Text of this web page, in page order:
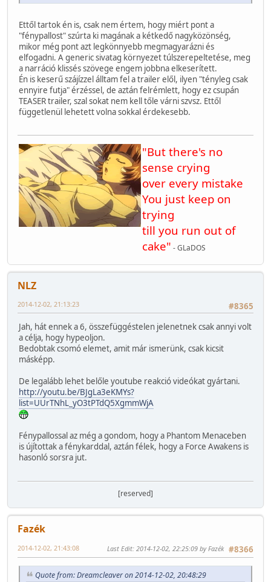
Ettől tartok én is, csak nem értem, hogy miért pont a
"fénypallost" szúrta ki magának a kétkedő nagyközönség,
mikor még pont azt legkönnyebb megmagyarázni és
elfogadni. A generic sivatag környezet túlszerepeltetése, meg
a narráció klissés szövege engem jobbna elkeserített.
Én is keserű szájízzel álltam fel a trailer elől, ilyen "tényleg csak
ennyire futja" érzéssel, de aztán felrémlett, hogy ez csupán
TEASER trailer, szal sokat nem kell tőle várni szvsz. Ettől
függetlenül lehetett volna sokkal érdekesebb.
"But there's no
sense crying
over every mistake
You just keep on
trying
till you run out of
cake" - GLaDOS
NLZ
#8365
2014-12-02, 21:13:23
Jah, hát ennek a 6, összefüggéstelen jelenetnek csak annyi volt
a célja, hogy hypeoljon.
Bedobtak csomó elemet, amit már ismerünk, csak kicsit
másképp.
De legalább lehet belőle youtube reakció videókat gyártani.
http://youtu.be/BJgLa3eKMYs?
list=UUrTNhL_yO3tPTdQ5XgmmWjA
Fénypallossal az még a gondom, hogy a Phantom Menaceben
is újítottak a fénykarddal, aztán félek, hogy a Force Awakens is
hasonló sorsra jut.
[reserved]
Fazék
#8366
2014-12-02, 21:43:08 Last Edit: 2014-12-02, 22:25:09 by Fazék
Quote from: Dreamcleaver on 2014-12-02, 20:48:29